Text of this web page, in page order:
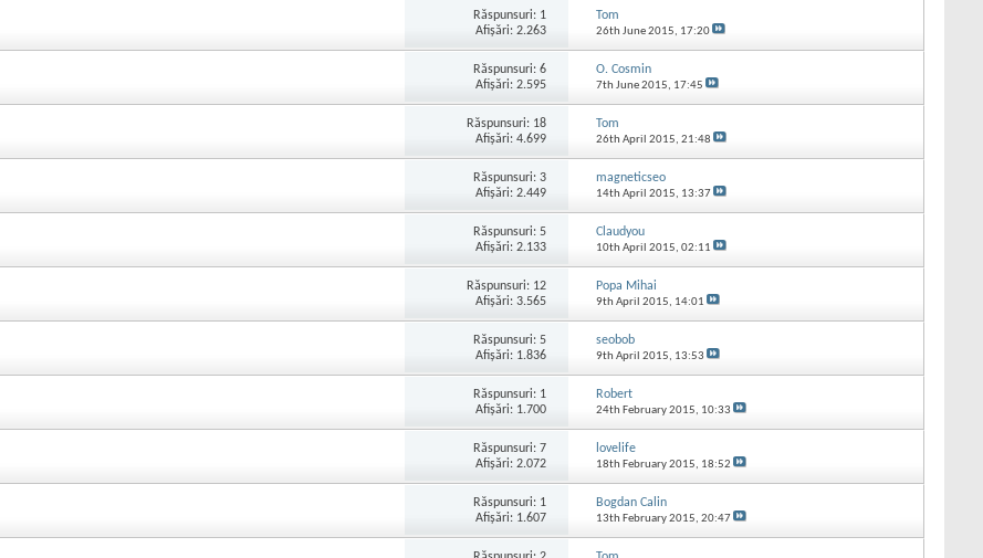
Răspunsuri: 1
Afişări: 2.263
Tom
26th June 2015, 17:20
Răspunsuri:6
Afişări: 2.595
O. Cosmin
7th June 2015, 17:45
Răspunsuri: 18
Afişări: 4.699
Tom
26th April 2015, 21:48
Răspunsuri:3
Afişări: 2.449
magneticseo
14th April 2015, 13:37
Răspunsuri:5
Afişări: 2.133
Claudyou
10th April 2015, 02:11
Răspunsuri: 12
Afişări: 3.565
Popa Mihai
9th April 2015, 14:01
Răspunsuri:5
Afişări: 1.836
seobob
9th April 2015, 13:53
Răspunsuri: 1
Afişări: 1.700
Robert
24th February 2015, 10:33
Răspunsuri:7
Afişări: 2.072
lovelife
18th February 2015, 18:52
Răspunsuri: 1
Afişări: 1.607
Bogdan Calin
13th February 2015, 20:47